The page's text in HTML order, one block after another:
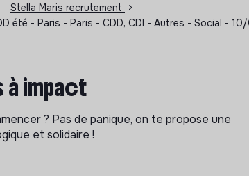
Stella Maris recrutement
>
été - Paris - Paris - CDD, CDI - Autres - Social -
impact
? Pas de panique, on te propose une
et solidaire !